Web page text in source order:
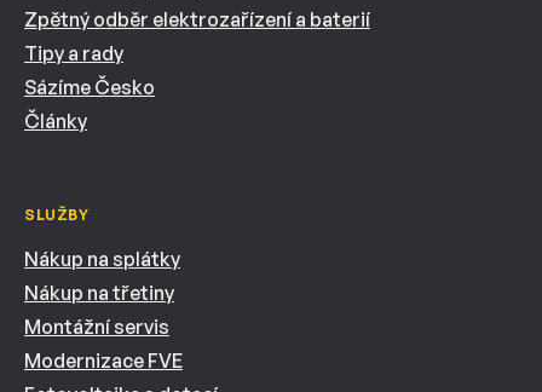
Zpětný odběr elektrozařízení a baterií
Tipy a rady
Sázíme Česko
Články
SLUŽBY
Nákup na splátky
Nákup na třetiny
Montážní servis
Modernizace FVE